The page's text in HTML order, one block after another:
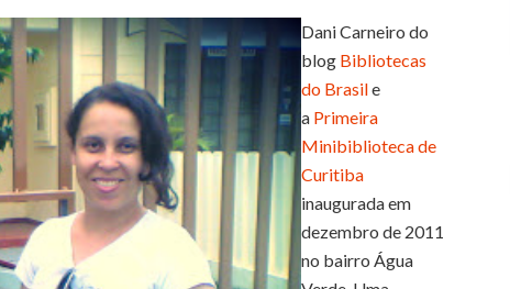
Dani Carneiro do
blog Bibliotecas
do Brasile
a Primeira
Minibiblioteca de
Curitiba
inaugurada em
dezembro de 2011
no bairro Água